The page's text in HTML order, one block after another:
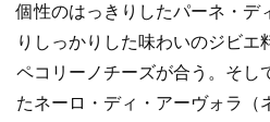
個性のはっきりしたパーネ・デ
りしっかりした味わいのジビエ
ペコリーノチーズが合う。そし
たネーロ・ディ・アーヴォラ（